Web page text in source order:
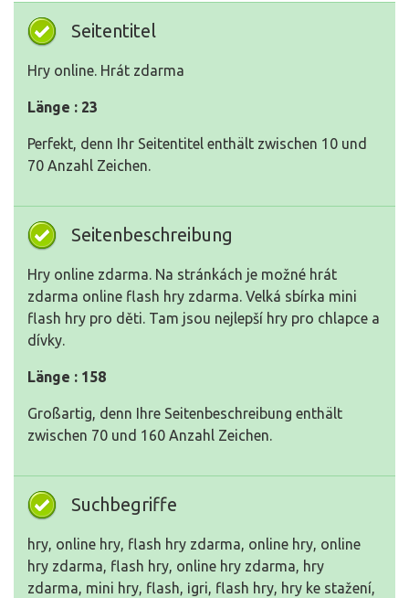
Seitentitel
Hry online. Hrát zdarma
Länge : 23
Perfekt, denn Ihr Seitentitel enthält zwischen 10 und
70 Anzahl Zeichen.
Seitenbeschreibung
Hry online zdarma. Na stránkách je možné hrát
zdarma online flash hry zdarma. Velká sbírka mini
flash hry pro děti. Tam jsou nejlepší hry pro chlapce a
dívky.
Länge : 158
Großartig, denn Ihre Seitenbeschreibung enthält
zwischen 70 und 160 Anzahl Zeichen.
Suchbegriffe
hry, online hry, flash hry zdarma, online hry, online
hry zdarma, flash hry, online hry zdarma, hry
zdarma, mini hry, flash, іgri, flash hry, hry ke stažení,